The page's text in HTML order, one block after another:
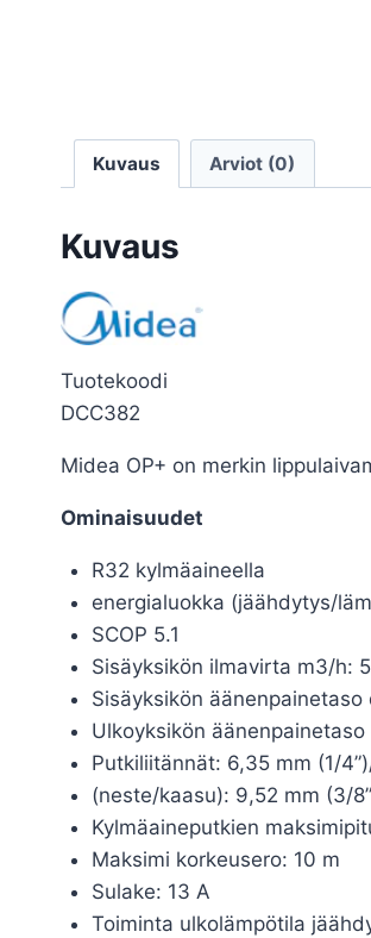
Kuvaus Arviot (0)
Kuvaus
Tuotekoodi
DCC382
Midea OP+ on merkin
Ominaisuudet
R32 kylmäaineella
energialuokka (jäähdytys/
SCOP 5.1
Sisäyksikön ilmavirta m3/h:
Sisäyksikön
Ulkoyksikön äänenpainetaso
Putkiliitännät: 6,35 mm (1/
(neste/kaasu): 9,52 mm (3/
Kylmäaineputkien
Maksimi korkeusero: 10 m
Sulake: 13 A
Toiminta ulkolämpötila